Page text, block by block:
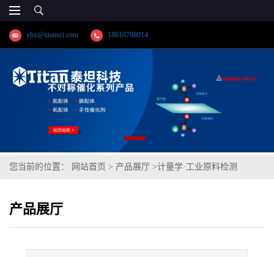
yhx@titansci.com 18616708014
您当前的位置： 网站首页 > 产品展厅 >计量学·工业原料检测
产品展厅